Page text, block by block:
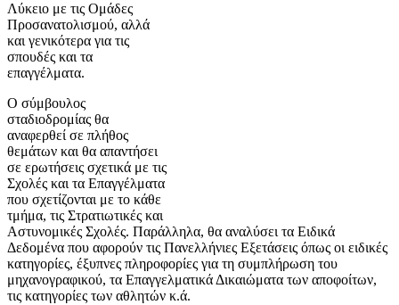
Λύκειο με τις Ομάδες
Προσανατολισμού, αλλά
και γενικότερα για τις
σπουδές και τα
επαγγέλματα.
Ο σύμβουλος
σταδιοδρομίας θα
αναφερθεί σε πλήθος
θεμάτων και θα απαντήσει
σε ερωτήσεις σχετικά με τις
Σχολές και τα Επαγγέλματα
που σχετίζονται με το κάθε
τμήμα, τις Στρατιωτικές και
Αστυνομικές Σχολές. Παράλληλα, θα αναλύσει τα Ειδικά
Δεδομένα που αφορούν τις Πανελλήνιες Εξετάσεις όπως οι ειδικές
κατηγορίες, έξυπνες πληροφορίες για τη συμπλήρωση του
μηχανογραφικού, τα Επαγγελματικά Δικαιώματα των αποφοίτων,
τις κατηγορίες των αθλητών κ.ά.